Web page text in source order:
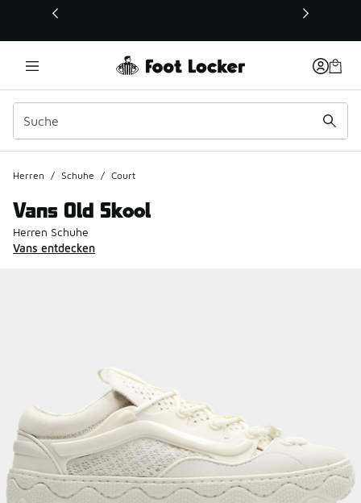
Dieser Link öffnet sich in einem neuen Fenster
Herren / Schuhe / Court
Vans Old Skool
Herren Schuhe
Vans entdecken